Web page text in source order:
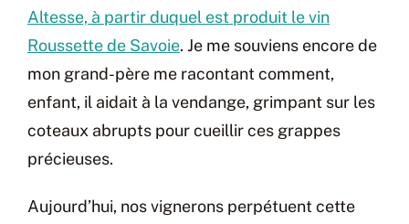
Altesse, à partir duquel est produit le vin
Roussette de Savoie. Je me souviens encore de
mon grand-père me racontant comment,
enfant, il aidait à la vendange, grimpant sur les
coteaux abrupts pour cueillir ces grappes
précieuses.
Aujourd’hui, nos vignerons perpétuent cette